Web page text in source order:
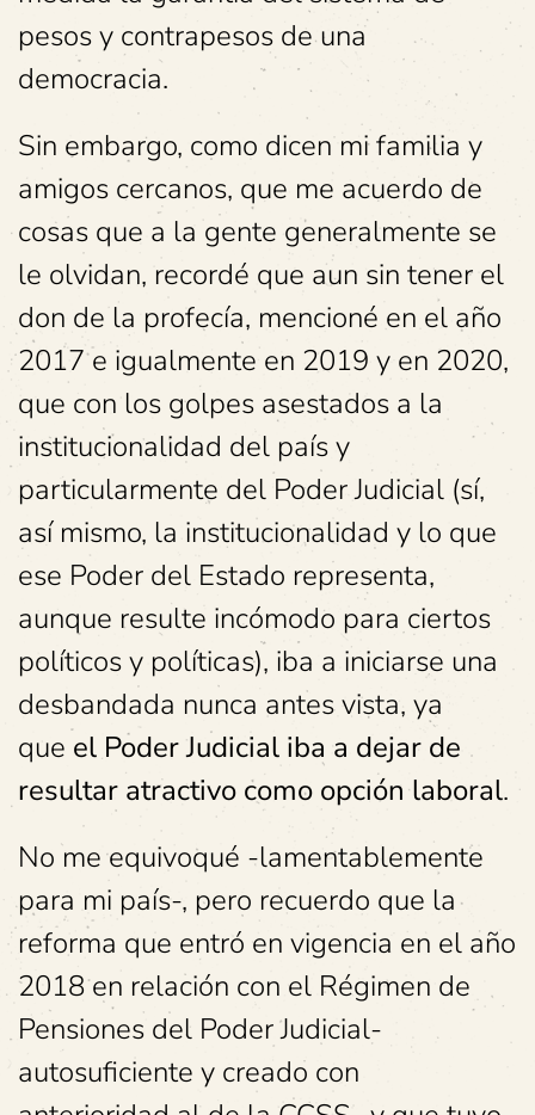
pesos y contrapesos de una
democracia.
Sin embargo, como dicen mi familia y
amigos cercanos, que me acuerdo de
cosas que a la gente generalmente se
le olvidan, recordé que aun sin tener el
don de la profecía, mencioné en el año
2017 e igualmente en 2019 y en 2020,
que con los golpes asestados a la
institucionalidad del país y
particularmente del Poder Judicial (sí,
así mismo, la institucionalidad y lo que
ese Poder del Estado representa,
aunque resulte incómodo para ciertos
políticos y políticas), iba a iniciarse una
desbandada nunca antes vista, ya
que el Poder Judicial iba a dejar de
resultar atractivo como opción laboral.
No me equivoqué -lamentablemente
para mi país-, pero recuerdo que la
reforma que entró en vigencia en el año
2018 en relación con el Régimen de
Pensiones del Poder Judicial-
autosuficiente y creado con